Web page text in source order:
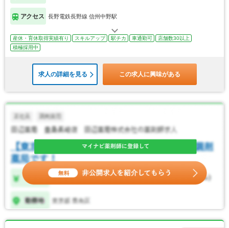
アクセス 長野電鉄長野線 信州中野駅
産休・育休取得実績有り スキルアップ 駅チカ 車通勤可
店舗数30以上
積極採用中
求人の詳細を見る この求人に興味がある